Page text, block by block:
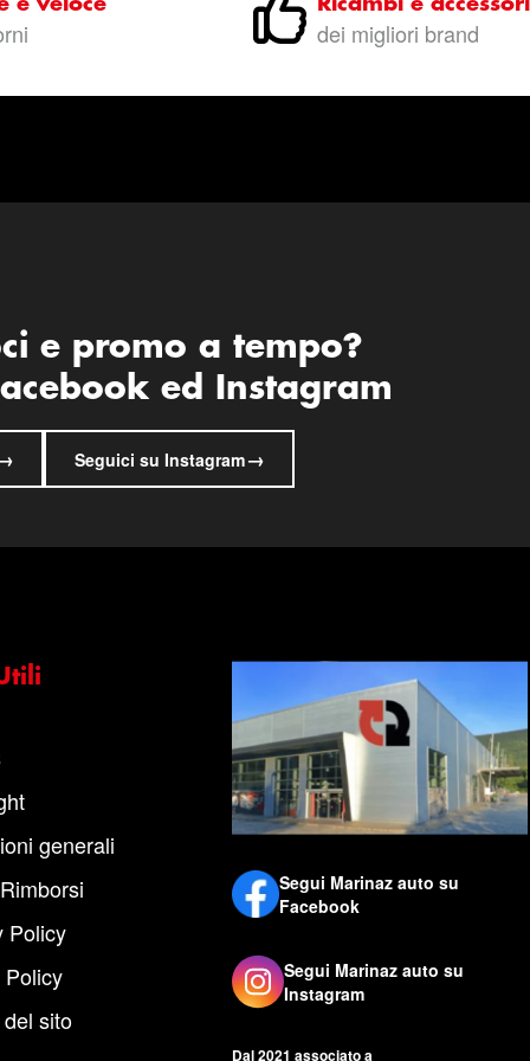
e veloce Ricambi e accessori
dei migliori brand
e promo a tempo?
ed Instagram
Seguici su Instagram→
generali
Policy
sito
Segui Marinaz auto su
Facebook
Segui Marinaz auto su
Instagram
Dal 2021 associato a